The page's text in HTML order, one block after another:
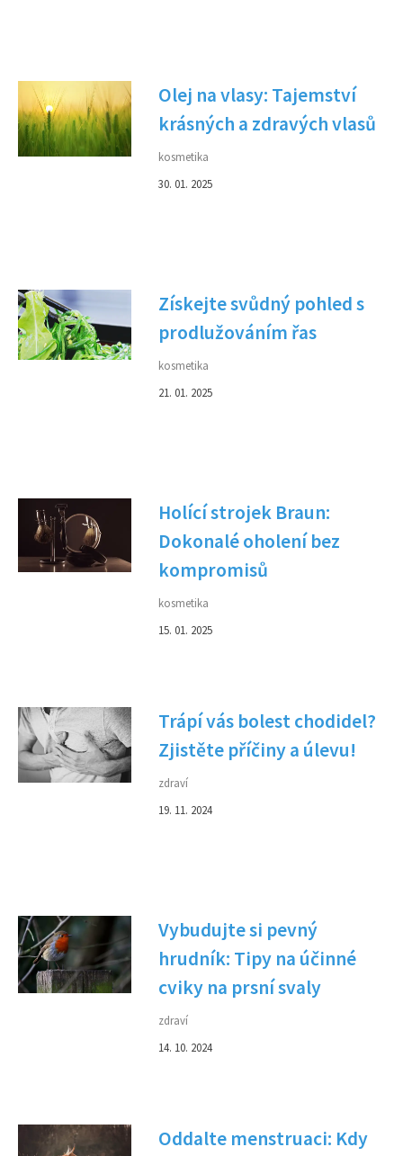
Olej na vlasy: Tajemství
krásných a zdravých vlasů
kosmetika
30. 01. 2025
Získejte svůdný pohled s
prodlužováním řas
kosmetika
21. 01. 2025
Holící strojek Braun:
Dokonalé oholení bez
kompromisů
kosmetika
15. 01. 2025
Trápí vás bolest chodidel?
Zjistěte příčiny a úlevu!
zdraví
19. 11. 2024
Vybudujte si pevný
hrudník: Tipy na účinné
cviky na prsní svaly
zdraví
14. 10. 2024
Oddalte menstruaci: Kdy